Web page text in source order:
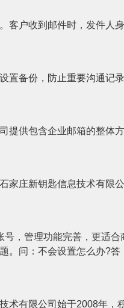
户收到邮件时，发件人
备份，防止重要沟通记
供包含企业邮箱的整体
家庄新钥匙信息技术有限
，管理功能完善，更适
问：不会设置怎么办?
有限公司始于2008年